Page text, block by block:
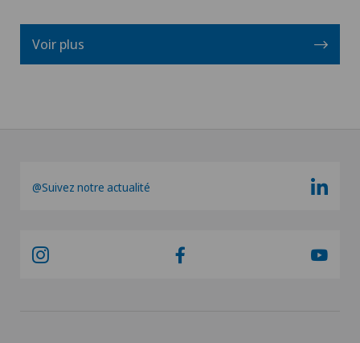
Voir plus
@Suivez notre actualité